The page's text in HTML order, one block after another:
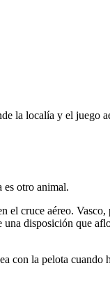
la localía y el juego
es otro animal.
el cruce aéreo. Vasco,
disposición que
con la pelota cuando